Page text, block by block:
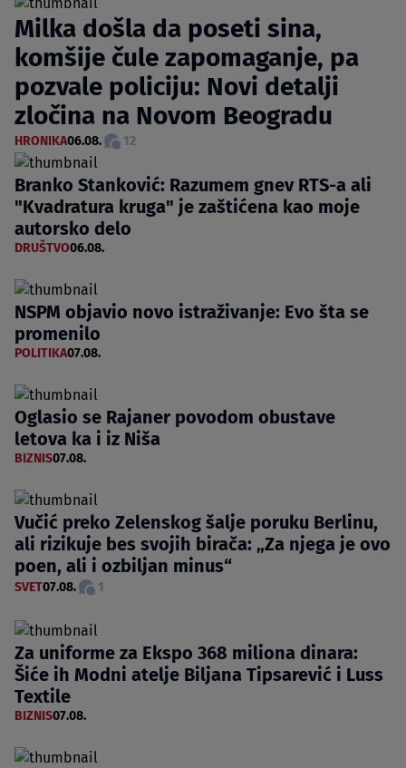
Milka došla da poseti sina,
komšije čule zapomaganje, pa
pozvale policiju: Novi detalji
zločina na Novom Beogradu
HRONIKA06.08. 12
Branko Stanković: Razumem gnev RTS-a ali
"Kvadratura kruga" je zaštićena kao moje
autorsko delo
DRUŠTVO06.08.
NSPM objavio novo istraživanje: Evo šta se
promenilo
POLITIKA07.08.
Oglasio se Rajaner povodom obustave
letova ka i iz Niša
BIZNIS07.08.
Vučić preko Zelenskog šalje poruku Berlinu,
ali rizikuje bes svojih birača: „Za njega je ovo
poen, ali i ozbiljan minus“
SVET07.08. 1
Za uniforme za Ekspo 368 miliona dinara:
Šiće ih Modni atelje Biljana Tipsarević i Luss
Textile
BIZNIS07.08.